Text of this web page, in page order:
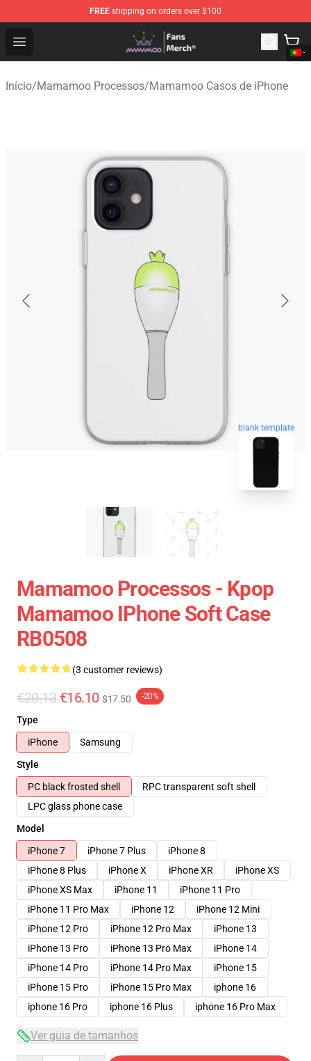
FREE shipping on orders over $100
Open menu
Mamamoo Store - Official Mamamoo Merchandise Shop
Início/Mamamoo Processos/Mamamoo Casos de iPhone
blank template
Mamamoo Processos - Kpop
Mamamoo IPhone Soft Case
RB0508
(3 customer reviews)
€20.13 €16.10 $17.50 -20%
Type
iPhone
Samsung
Style
PC black frosted shell
RPC transparent soft shell
LPC glass phone case
Model
iPhone 7
iPhone 7 Plus
iPhone 8
iPhone 8 Plus
iPhone X iPhone XR
iPhone XS
iPhone XS Max
iPhone 11
iPhone 11 Pro
iPhone 11 Pro Max
iPhone 12
iPhone 12 Mini
iPhone 12 Pro
iPhone 12 Pro Max
iPhone 13
iPhone 13 Pro
iPhone 13 Pro Max
iPhone 14
iPhone 14 Pro
iPhone 14 Pro Max
iPhone 15
iPhone 15 Pro
iPhone 15 Pro Max
iphone 16
iphone 16 Pro
iphone 16 Plus iphone 16 Pro Max
Ver guia de tamanhos